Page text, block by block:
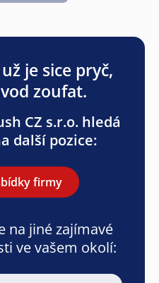
je sice pryč,
zoufat.
CZ s.r.o. hledá
další pozice:
firmy
na jiné zajímavé
ve vašem okolí: